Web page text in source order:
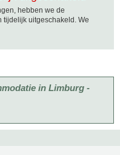
hebben we de
uitgeschakeld. We
in Limburg -